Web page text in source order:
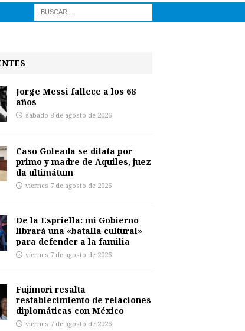
Jorge Messi fallece a los 68
años
sábado 8 de agosto de 2026
Caso Goleada se dilata por
primo y madre de Aquiles, juez
da ultimátum
viernes 7 de agosto de 2026
De la Espriella: mi Gobierno
librará una «batalla cultural»
para defender a la familia
viernes 7 de agosto de 2026
Fujimori resalta
restablecimiento de relaciones
diplomáticas con México
viernes 7 de agosto de 2026